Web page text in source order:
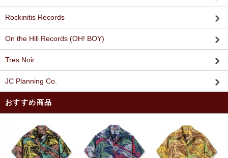
Rockinitis Records
On the Hill Records (OH! BOY)
Tres Noir
JC Planning Co.
おすすめ商品